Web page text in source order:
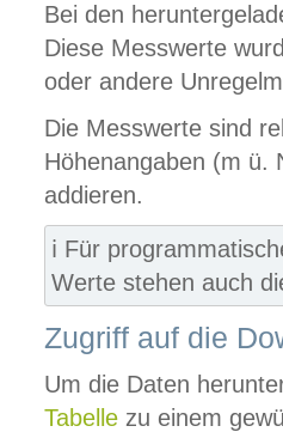
Bei den
Diese Messwerte
oder andere
Die Messwerte sind
Höhenangaben (m ü.
addieren.
ℹ️ Für
Werte stehen auch
Zugriff auf die
Um die Daten
Tabelle zu einem